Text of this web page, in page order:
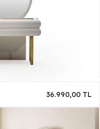
36.990,00 TL